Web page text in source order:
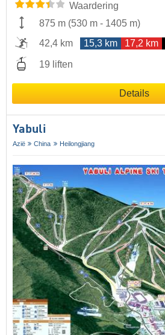
Waardering
875 m (530 m - 1405 m)
42,4 km
15,3 km 17,2 km
19 liften
Details
Yabuli
Azië China Heilongjiang